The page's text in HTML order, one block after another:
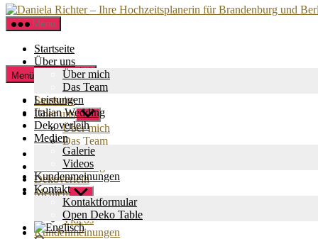
Zum
Inhalt
springen
Menü
Startseite
Über uns
Über mich
Das Team
Leistungen
Italian Wedding
Dekoverleih
Medien
Galerie
Videos
Kundenmeinungen
Kontakt
Kontaktformular
Open Deko Table
Menü schließen
Startseite
Über uns Untermenü
anzeigen
Über mich
Das Team
Leistungen
Italian Wedding
Dekoverleih
Medien Untermenü
anzeigen
Galerie
Videos
Kundenmeinungen